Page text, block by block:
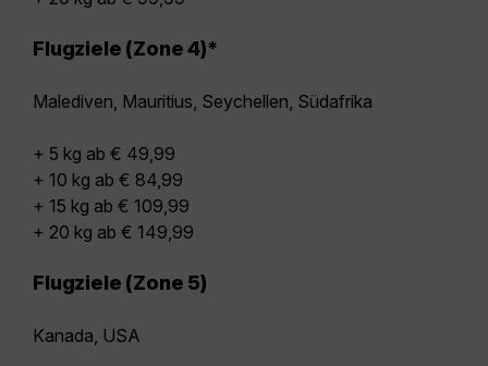
Flugziele (Zone 4)*
Malediven, Mauritius, Seychellen, Südafrika
+ 5 kg ab € 49,99
+ 10 kg ab € 84,99
+ 15 kg ab € 109,99
+ 20 kg ab € 149,99
Flugziele (Zone 5)
Kanada, USA